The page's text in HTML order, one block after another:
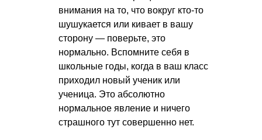
внимания на то, что вокруг кто-то
шушукается или кивает в вашу
сторону — поверьте, это
нормально. Вспомните себя в
школьные годы, когда в ваш класс
приходил новый ученик или
ученица. Это абсолютно
нормальное явление и ничего
страшного тут совершенно нет.